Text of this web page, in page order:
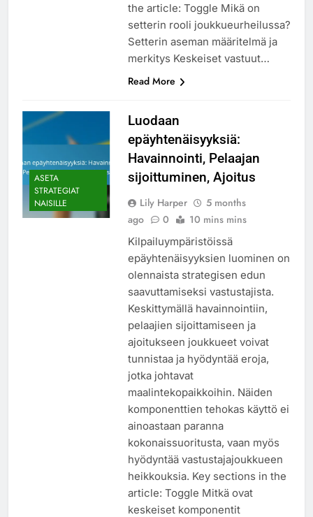
the article: Toggle Mikä on
setterin rooli joukkueurheilussa?
Setterin aseman määritelmä ja
merkitys Keskeiset vastuut…
Read More
ASETA
STRATEGIAT
NAISILLE
Luodaan
epäyhtenäisyyksiä:
Havainnointi, Pelaajan
sijoittuminen, Ajoitus
Lily Harper
5 months
ago
0 10 mins mins
Kilpailuympäristöissä
epäyhtenäisyyksien luominen on
olennaista strategisen edun
saavuttamiseksi vastustajista.
Keskittymällä havainnointiin,
pelaajien sijoittamiseen ja
ajoitukseen joukkueet voivat
tunnistaa ja hyödyntää eroja,
jotka johtavat
maalintekopaikkoihin. Näiden
komponenttien tehokas käyttö ei
ainoastaan paranna
kokonaissuoritusta, vaan myös
hyödyntää vastustajajoukkueen
heikkouksia. Key sections in the
article: Toggle Mitkä ovat
keskeiset komponentit